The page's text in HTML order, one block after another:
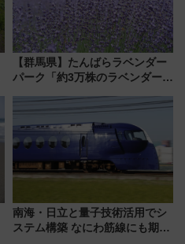
【群馬県】たんばらラベンダー
パーク「約3万株のラベンダー」
で都心から約1時間半で夏の絶景
南海・日立と量子技術活用でシ
ステム構築 なにわ筋線にも期待